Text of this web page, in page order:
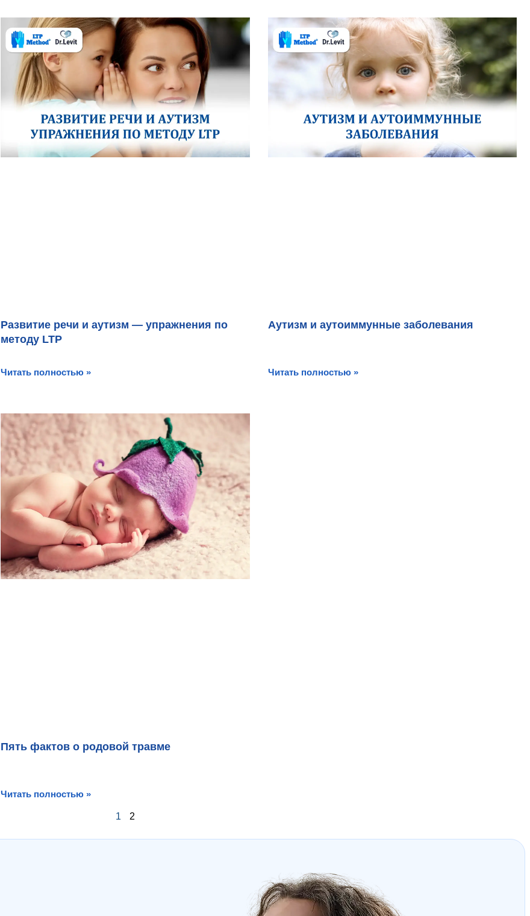
Развитие речи и аутизм — упражнения по
методу LTP
Читать полностью »
Аутизм и аутоиммунные заболевания
Читать полностью »
Пять фактов о родовой травме
Читать полностью »
1 2